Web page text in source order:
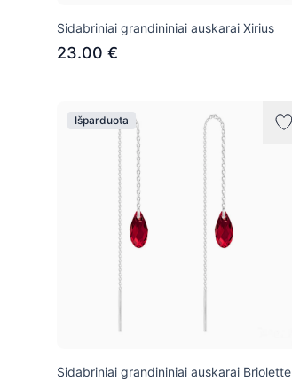
Sidabriniai grandininiai auskarai Xirius
23.00 €
Išparduota
Sidabriniai grandininiai auskarai Briolette